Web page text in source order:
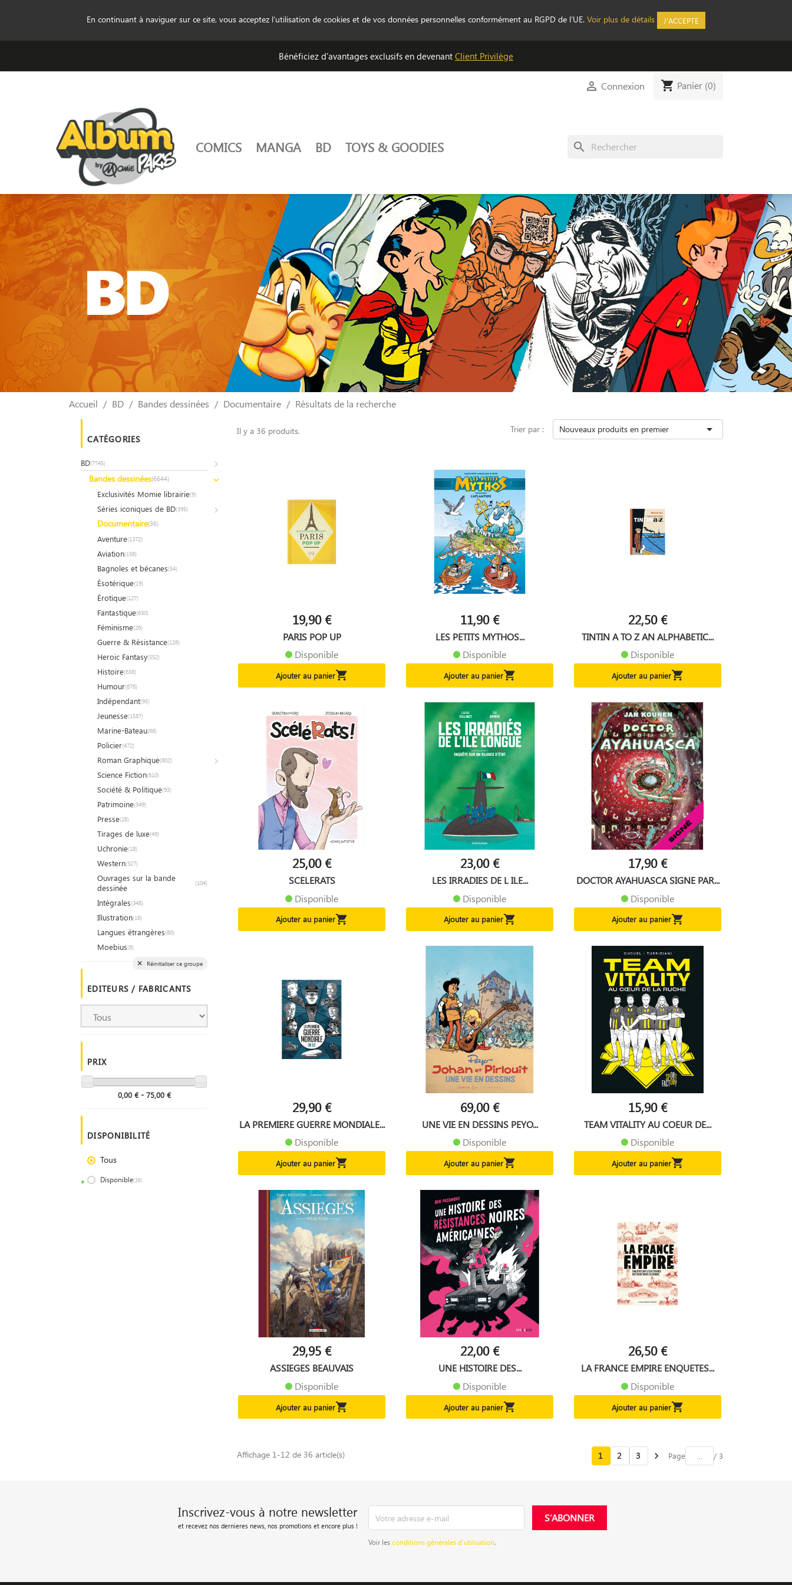
En continuant à naviguer sur ce site, vous acceptez l’utilisation de cookies et de vos données personnelles conformément au RGPD de l’UE. Voir plus de détails J'ACCEPTE
Bénéficiez d'avantages exclusifs en devenant Client Privilège
 Connexion shopping_cart Panier (0)
search
COMICS MANGA BD TOYS & GOODIES
Accueil BD Bandes dessinées Documentaire Résultats de la recherche
CATÉGORIES
BD(7745)
Bandes dessinées(6644)
Exclusivités Momie librairie(9)
Séries iconiques de BD(395)
Documentaire(36)
Aventure(1372)
Aviation(156)
Bagnoles et bécanes(54)
Ésotérique(19)
Érotique(127)
Fantastique(630)
Féminisme(26)
Guerre & Résistance(126)
Heroic Fantasy(552)
Histoire(638)
Humour(878)
Indépendant(95)
Jeunesse(1587)
Marine-Bateau(66)
Policier(472)
Roman Graphique(802)
Science Fiction(610)
Société & Politique(93)
Patrimoine(349)
Presse(28)
Tirages de luxe(49)
Uchronie(18)
Western(327)
Ouvrages sur la bande
dessinée
(104)
Intégrales(348)
Illustration(16)
Langues étrangères(80)
Moebius(8)
Réinitialiser ce groupe
EDITEURS / FABRICANTS
PRIX
0,00 € - 75,00 €
DISPONIBILITÉ
Tous
Disponible(36)
Il y a 36 produits. Trier par : Nouveaux produits en premier 
19,90 €
PARIS POP UP
Disponible
Ajouter au panier
11,90 €
LES PETITS MYTHOS...
Disponible
Ajouter au panier
22,50 €
TINTIN A TO Z AN ALPHABETIC...
Disponible
Ajouter au panier
25,00 €
SCELERATS
Disponible
Ajouter au panier
23,00 €
LES IRRADIES DE L ILE...
Disponible
Ajouter au panier
17,90 €
DOCTOR AYAHUASCA SIGNE PAR...
Disponible
Ajouter au panier
29,90 €
LA PREMIERE GUERRE MONDIALE...
Disponible
Ajouter au panier
69,00 €
UNE VIE EN DESSINS PEYO...
Disponible
Ajouter au panier
15,90 €
TEAM VITALITY AU COEUR DE...
Disponible
Ajouter au panier
29,95 €
ASSIEGES BEAUVAIS
Disponible
Ajouter au panier
22,00 €
UNE HISTOIRE DES...
Disponible
Ajouter au panier
26,50 €
LA FRANCE EMPIRE ENQUETES...
Disponible
Ajouter au panier
Affichage 1-12 de 36 article(s) 1 2 3  Page / 3
Inscrivez-vous à notre newsletter
et recevez nos dernieres news, nos promotions et encore plus !
Voir lesconditions générales d’utilisation.